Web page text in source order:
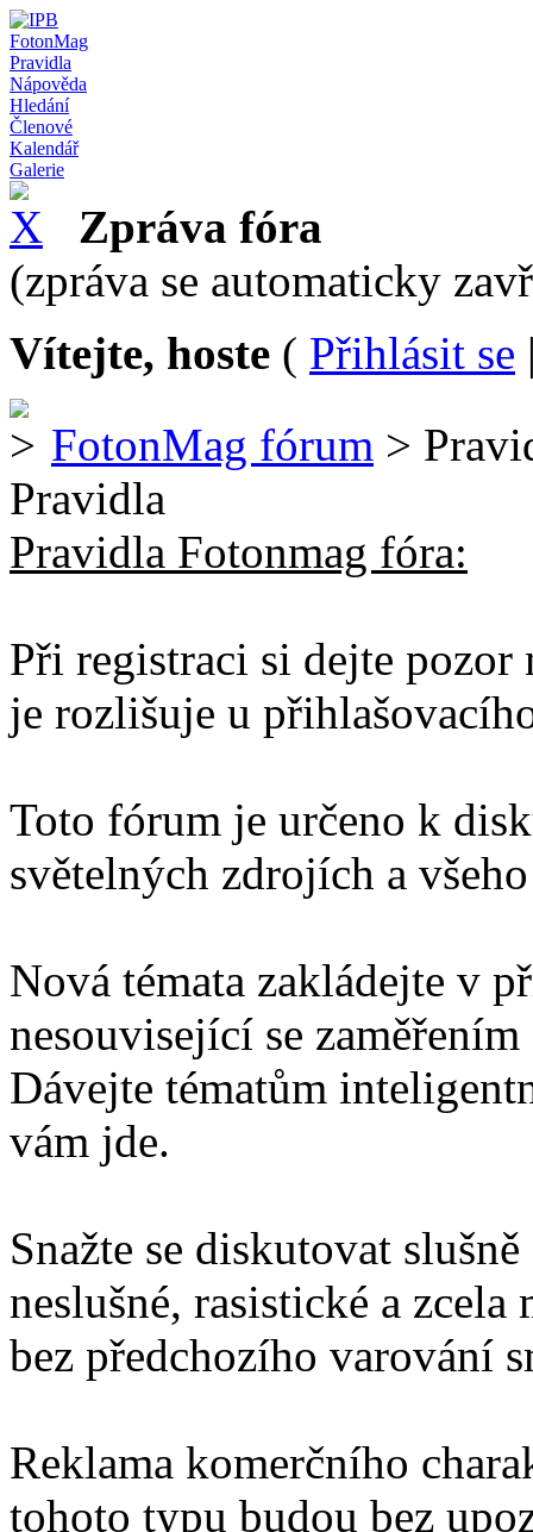
FotonMag
Pravidla
Nápověda
Hledání
Členové
Kalendář
Galerie
Zpráva fóra
(zpráva se automaticky
Vítejte, hoste ( Přihlásit se
FotonMag fórum >
Pravidla
Pravidla Fotonmag fóra:
Při registraci si dejte pozor
je rozlišuje u
Toto fórum je určeno k
světelných zdrojích a
Nová témata zakládejte v
nesouvisející se
Dávejte tématům
vám jde.
Snažte se diskutovat
neslušné, rasistické a
bez předchozího varování
Reklama komerčního
tohoto typu budou bez